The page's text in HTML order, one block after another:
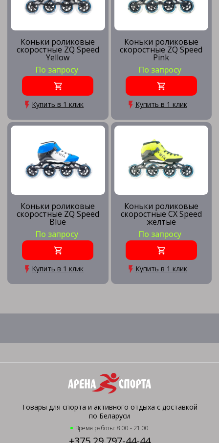
Коньки роликовые
скоростные ZQ Speed
Yellow
По запросу
Купить в 1 клик
Коньки роликовые
скоростные ZQ Speed
Pink
По запросу
Купить в 1 клик
Коньки роликовые
скоростные ZQ Speed
Blue
По запросу
Купить в 1 клик
Коньки роликовые
скоростные CX Speed
желтые
По запросу
Купить в 1 клик
Товары для спорта и активного отдыха с доставкой
по Беларуси
Время работы: 8.00 - 21.00